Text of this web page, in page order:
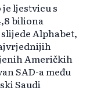
ljestvicu s
biliona
Alphabet,
Američkih
SAD-a među
Saudi